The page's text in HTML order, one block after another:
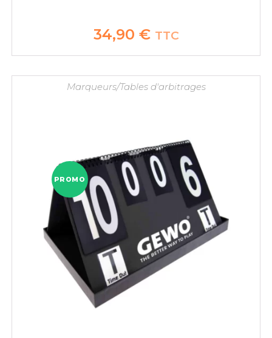
34,90 € TTC
Marqueurs/Tables d'arbitrages
PROMO